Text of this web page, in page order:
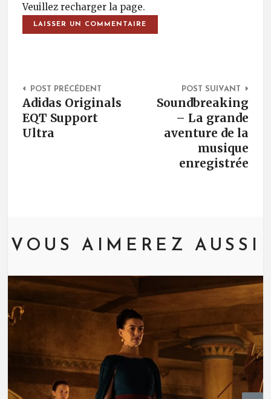
Veuillez recharger la page.
Post Navigation
POST PRÉCÉDENT
Adidas Originals
EQT Support
Ultra
POST SUIVANT
Soundbreaking
– La grande
aventure de la
musique
enregistrée
VOUS AIMEREZ AUSSI